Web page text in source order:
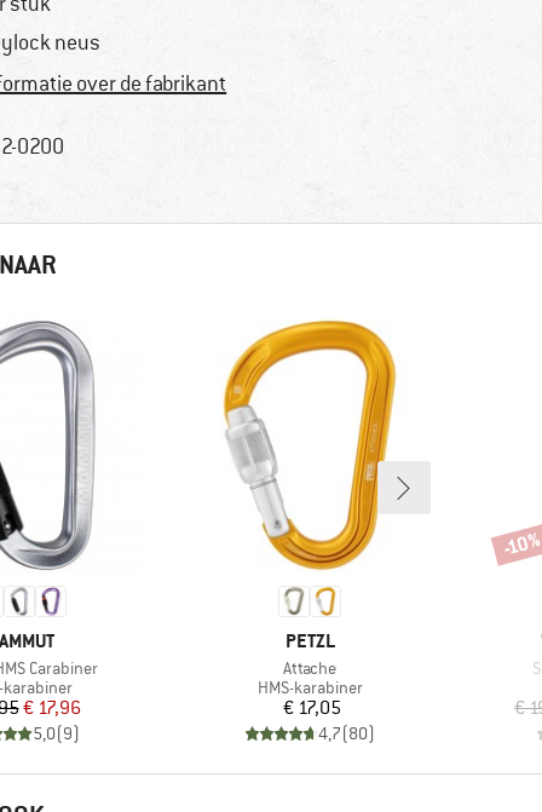
neus
over de fabrikant
0200
Carabiner
karabiner
Prijs
Verlaagde prijs
€ 17,96
5,0(9)
MERK
PETZL
Artikel
Attache
Productgroep
HMS-karabiner
Prijs
€ 17,05
4,7(80)
€
-